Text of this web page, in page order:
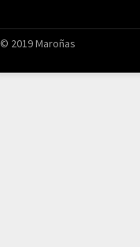
© 2019 Maroñas